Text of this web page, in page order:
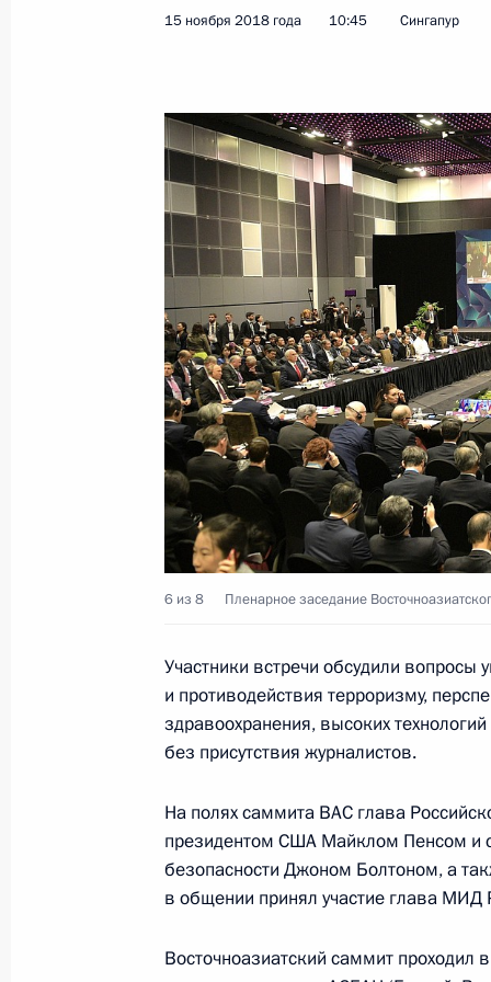
15 ноября 2018 года, 10:45
Встреча с Премьер-министром
14 ноября 2018 года, 17:30
Саммит Россия – АСЕАН
14 ноября 2018 года, 10:45
Государственный приём в честь
13 ноября 2018 года, 15:30
Государственный визит в Сингапур
13 − 15 ноября 2018 года
центра
13 ноября 2018 года, 13:00
Встреча с Президентом
15 ноября 2018 года 10:45 Сингапур
6 из 8 Пленарное заседание
Участники встречи обсудили вопросы
и противодействия терроризму,
здравоохранения, высоких
без присутствия журналистов.
На полях саммита ВАС глава
президентом США Майклом Пенсом и
безопасности Джоном Болтоном, а
в общении принял участие глава МИД
Восточноазиатский саммит проходил